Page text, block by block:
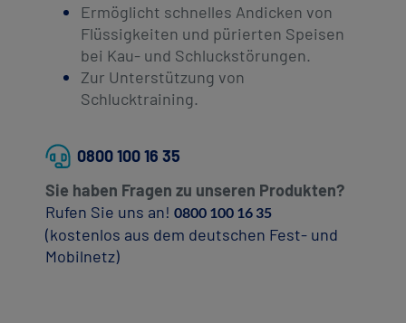
Ermöglicht schnelles Andicken von
Flüssigkeiten und pürierten Speisen
bei Kau- und Schluckstörungen​.
Zur Unterstützung von
Schlucktraining.
0800 100 16 35
Sie haben Fragen zu unseren Produkten?
Rufen Sie uns an! 0800 100 16 35
(kostenlos aus dem deutschen Fest- und
Mobilnetz)